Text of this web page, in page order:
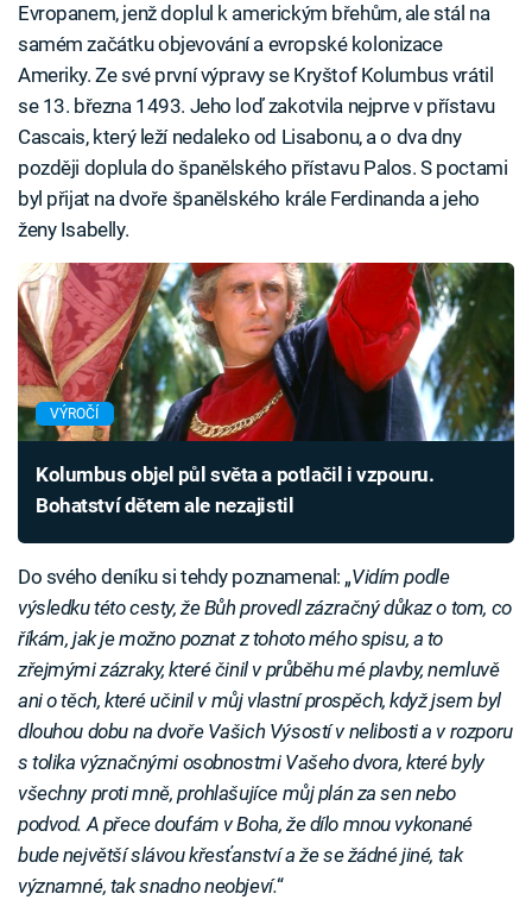
Evropanem, jenž doplul k americkým břehům, ale stál na
samém začátku objevování a evropské kolonizace
Ameriky. Ze své první výpravy se Kryštof Kolumbus vrátil
se 13. března 1493. Jeho loď zakotvila nejprve v přístavu
Cascais, který leží nedaleko od Lisabonu, a o dva dny
později doplula do španělského přístavu Palos. S poctami
byl přijat na dvoře španělského krále Ferdinanda a jeho
ženy Isabelly.
VÝROČÍ
Kolumbus objel půl světa a potlačil i vzpouru.
Bohatství dětem ale nezajistil
Do svého deníku si tehdy poznamenal: „Vidím podle
výsledku této cesty, že Bůh provedl zázračný důkaz o tom, co
říkám, jak je možno poznat z tohoto mého spisu, a to
zřejmými zázraky, které činil v průběhu mé plavby, nemluvě
ani o těch, které učinil v můj vlastní prospěch, když jsem byl
dlouhou dobu na dvoře Vašich Výsostí v nelibosti a v rozporu
s tolika význačnými osobnostmi Vašeho dvora, které byly
všechny proti mně, prohlašujíce můj plán za sen nebo
podvod. A přece doufám v Boha, že dílo mnou vykonané
bude největší slávou křesťanství a že se žádné jiné, tak
významné, tak snadno neobjeví.“